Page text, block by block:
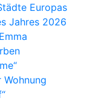
Europas
Jahres 2026
Wohnung